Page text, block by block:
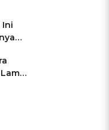
Ini